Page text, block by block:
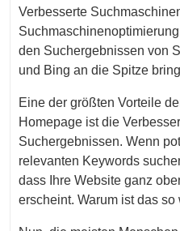
Verbesserte
den Suchergebnissen von
und Bing an die Spitze
Eine der größten Vorteile
Homepage ist die
Suchergebnissen. Wenn
relevanten Keywords
dass Ihre Website ganz
erscheint. Warum ist das so